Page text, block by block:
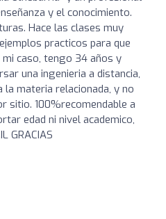
y el conocimiento.
Hace las clases muy
practicos para que
mi caso, tengo 34 años y
una ingenieria a distancia,
la materia relacionada, y no
sitio. 100%recomendable a
edad ni nivel academico,
GRACIAS